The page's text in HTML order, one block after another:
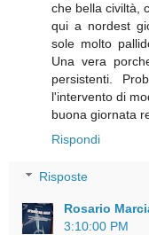
che bella civiltà,
qui a nordest
sole molto
Una vera
persistenti.
l'intervento di
buona giornata
Rispondi
Risposte
Rosario
3:10:00 PM